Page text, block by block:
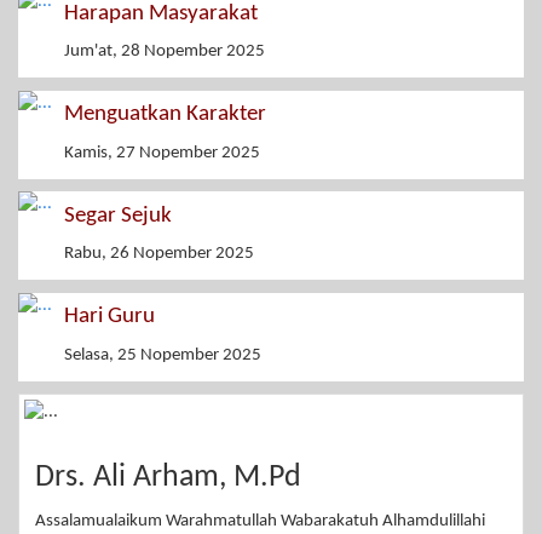
Harapan Masyarakat
Jum'at, 28 Nopember 2025
Menguatkan Karakter
Kamis, 27 Nopember 2025
Segar Sejuk
Rabu, 26 Nopember 2025
Hari Guru
Selasa, 25 Nopember 2025
Drs. Ali Arham, M.Pd
Assalamualaikum Warahmatullah Wabarakatuh Alhamdulillahi